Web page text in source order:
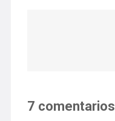
7 comentarios